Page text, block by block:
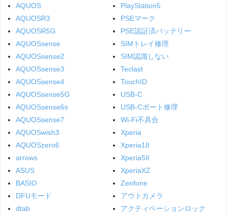
AQUOS
AQUOSR3
AQUOSR5G
AQUOSsense
AQUOSsense2
AQUOSsense3
AQUOSsense4
AQUOSsense5G
AQUOSsense6s
AQUOSsense7
AQUOSwish3
AQUOSzero6
arrows
ASUS
BASIO
DFUモード
dtab
PlayStation5
PSEマーク
PSE認証済バッテリー
SIMトレイ修理
SIM認識しない
Teclast
TouchID
USB-C
USB-Cポート修理
Wi-Fi不具合
Xperia
Xperia1II
Xperia5II
XperiaXZ
Zenfone
アウトカメラ
アクティベーションロック